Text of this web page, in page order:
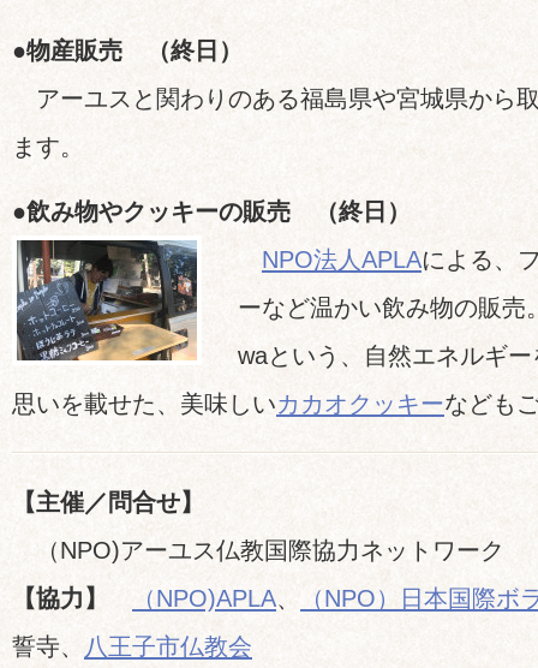
●物産販売 （終日）
アーユスと関わりのある福島県や宮城県から
ます。
●飲み物やクッキーの販売 （終日）
NPO法人APLAによる、
ーなど温かい飲み物の販売
waという、自然エネルギ
思いを載せた、美味しいカカオクッキーなども
【主催／問合せ】
（NPO)アーユス仏教国際協力ネットワーク
【協力】
（NPO)APLA、
（NPO）日本国際ボ
誓寺、
八王子市仏教会